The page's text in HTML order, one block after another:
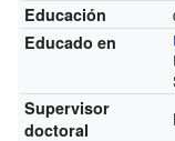
Educación
Educado en
Supervisor
doctoral